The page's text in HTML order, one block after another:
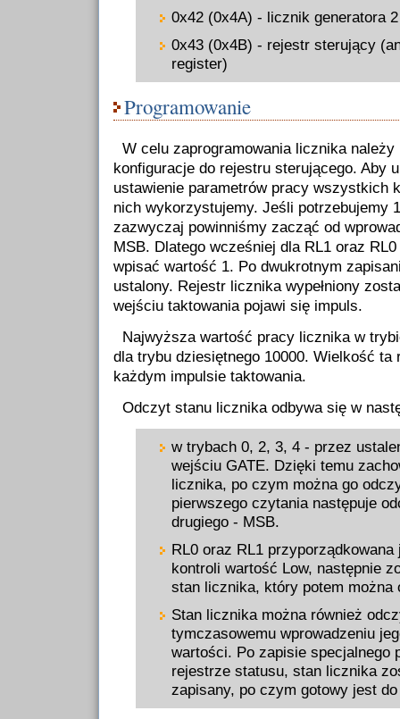
0x42 (0x4A) - licznik generatora 2
0x43 (0x4B) - rejestr sterujący
register)
Programowanie
W celu zaprogramowania licznika należy
konfiguracje do rejestru sterującego. Aby
ustawienie parametrów pracy wszystkich
nich wykorzystujemy. Jeśli potrzebujemy
zazwyczaj powinniśmy zacząć od
MSB. Dlatego wcześniej dla RL1 oraz
wpisać wartość 1. Po dwukrotnym
ustalony. Rejestr licznika wypełniony
wejściu taktowania pojawi się impuls.
Najwyższa wartość pracy licznika w
dla trybu dziesiętnego 10000. Wielkość ta
każdym impulsie taktowania.
Odczyt stanu licznika odbywa się w
w trybach 0, 2, 3, 4 - przez
wejściu GATE. Dzięki temu
licznika, po czym można go
pierwszego czytania następuje
drugiego - MSB.
RL0 oraz RL1
kontroli wartość Low, następnie
stan licznika, który potem można
Stan licznika można również
tymczasowemu wprowadzeniu
wartości. Po zapisie specjalnego
rejestrze statusu, stan licznika
zapisany, po czym gotowy jest